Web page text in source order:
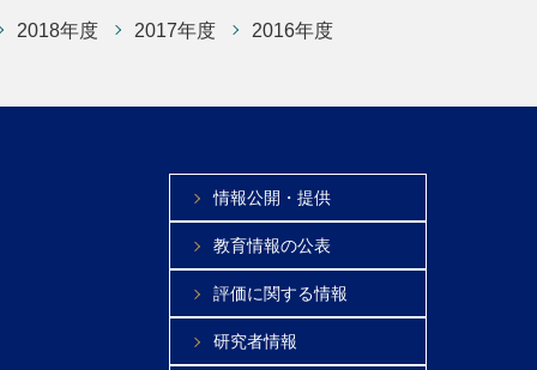
2018年度 2017年度 2016年度
情報公開・提供
教育情報の公表
評価に関する情報
研究者情報